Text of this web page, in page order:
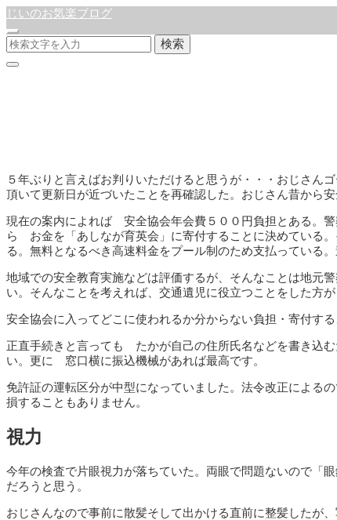
じいのお気楽ブログ
検索
５年ぶりと言えばお判りいただけると思うが・・・おじさ
頂いて更新日が近づいたことを再確認した。おじさん昔から
現在の案内によれば 安全協会年会費５００円負担とある。
ら お金を「あしなが育英会」に寄付することに決めている
る。無料となるべき高速料金をプール制のため支払っている
地域での安全教育実施などは評価するが、そんなことは地元
い。そんなことを考えれば、交通遺児に役立つことをした方
安全協会に入ってどこに使われるか分からない負担・寄付す
正直手続きと言っても たかが自己の住所氏名などを書き込
い。更に 窓口横に振込機械があれば最高です。
免許証の運転区分が中型になっていました。法令改正による
損することもありません。
視力
今年の検査で片眼視力が落ちていた。両眼で問題ないので「
だろうと思う。
おじさんなので事前に散髪そして出かける直前に整髪したが、